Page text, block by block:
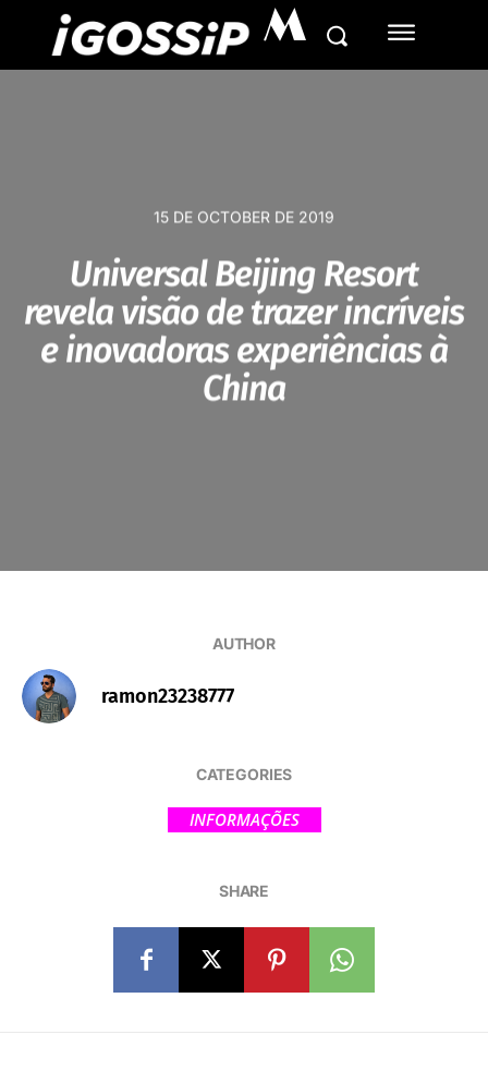
M
15 DE OCTOBER DE 2019
Universal Beijing Resort
revela visão de trazer incríveis
e inovadoras experiências à
China
AUTHOR
ramon23238777
CATEGORIES
INFORMAÇÕES
SHARE